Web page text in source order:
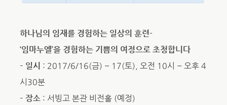
하나님의 임재를 경험하는 일상의 훈련-
‘임마누엘’을 경험하는 기쁨의 여정으로 초청합니다
– 일시 : 2017/6/16(금) ~ 17(토), 오전 10시 ~ 오후 4
시30분
– 장소 : 서빙고 본관 비전홀 (예정)